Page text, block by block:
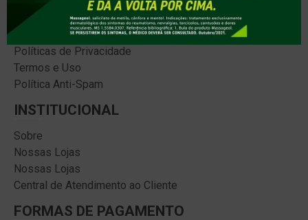
POLÍTICAS
Trocas e Devoluções
Políticas de Privacidade
Termos e Uso
Política Anti-Spam
INSTITUCIONAL
Sobre
Nossas Lojas
Nossas Lojas
Central de Atendimento ao Cliente
FORMAS DE PAGAMENTO